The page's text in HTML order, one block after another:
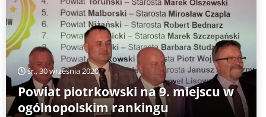
śr., 30 września 2020
Powiat piotrkowski na 9. miejscu w
ogólnopolskim rankingu